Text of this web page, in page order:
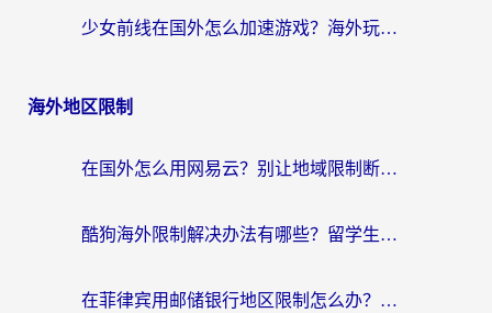
少女前线在国外怎么加速游戏？海外玩家必看的国服游戏畅玩指南
海外地区限制
在国外怎么用网易云？别让地域限制断了你的中文歌单——附听书社交定位解决方案
酷狗海外限制解决办法有哪些？留学生亲测有效的回国加速指南
在菲律宾用邮储银行地区限制怎么办？海外华人必看的回国加速解决方案